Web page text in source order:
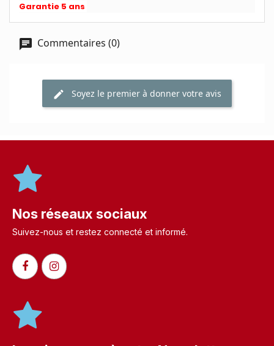
Garantie 5 ans
Commentaires (0)
Soyez le premier à donner votre avis
Nos réseaux sociaux
Suivez-nous et restez connecté et informé.​